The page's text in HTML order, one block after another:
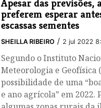
Apesar das
preferem esperar
escassas sementes
SHEILLA RIBEIRO / 2 jul 2022
Segundo o Instituto
Meteorologia e Geofísica
possibilidade de uma
e ano agrícola” em 2022.